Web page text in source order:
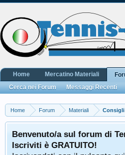
Home Forum Materiali Consigli
Benvenuto/a sul forum di
Iscriviti è GRATUITO!
Home Mercatino Materiali
Cerca nei Forum
Messaggi Recenti